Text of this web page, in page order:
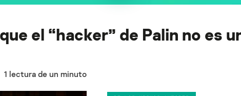
el “hacker” de Palin no es
1 lectura de un minuto